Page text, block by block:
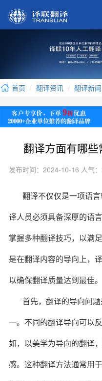
首页 翻译资讯 翻译新闻
翻译方面有哪
发布时间：2024-10-16 人气
翻译不仅仅是一项语
译人员必须具备深厚的语
掌握多种翻译技巧，以满
是在翻译内容的导向上，
以确保翻译质量达到最佳。
首先，翻译的导向问
一。不同的翻译导向可以
如，以美学为导向的翻译
感。这种翻译方法通常用